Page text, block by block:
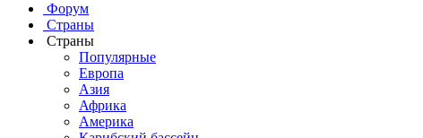
Форум
Страны
Страны
Популярные
Европа
Азия
Африка
Америка